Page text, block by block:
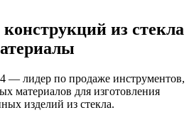
из стекла
— лидер по продаже инструментов,
материалов для изготовления
изделий из стекла.